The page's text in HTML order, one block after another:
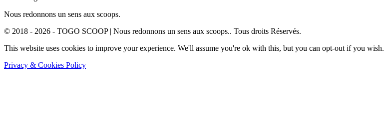
Nous redonnons un sens aux scoops.
© 2018 - 2026 - TOGO SCOOP | Nous redonnons un sens aux scoops.. Tous droits Réservés.
This website uses cookies to improve your experience. We'll assume you're ok with this, but you can opt-out if you wish.
Privacy & Cookies Policy